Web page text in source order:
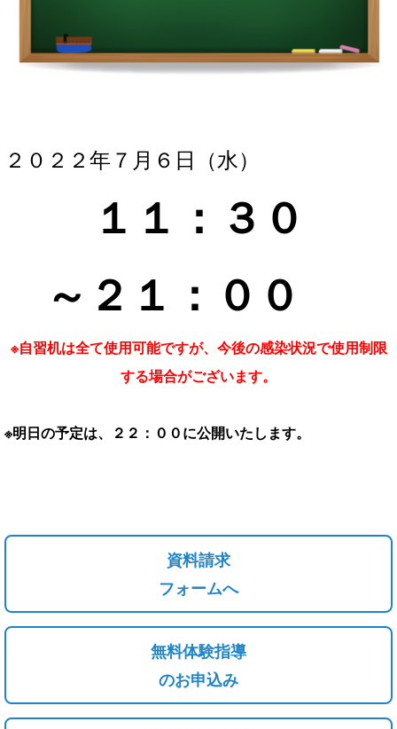
２０２２年７月６ 日（水）
１１：３ ０
～２１ ：０ ０
※自習机は全て使用可能ですが、今後の感染状況で使用制限
する場合がございます。
※明日の予定は、２２：００に公開いたします。
資料請求
フォームへ
無料体験指導
のお申込み